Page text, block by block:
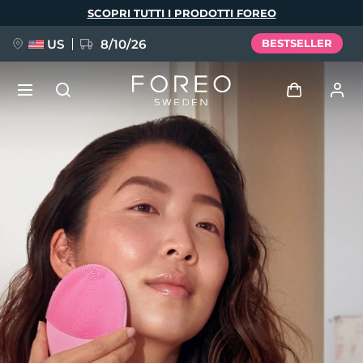
SCOPRI TUTTI I PRODOTTI FOREO
US 8/10/26 BESTSELLER
I miei dispositivi
I miei ordini
I miei indirizzi
I miei abbonamenti
NUOVO
FAQ™ Pure Beauty-Tech Elixir
BREAKING NEWS
issa™ Teeth Whitening Set
Lingua
English Deutsch
Español
Français
Italiano
Português
Polski
Svenska
Русский
Türkçe
简体中文 繁體中文